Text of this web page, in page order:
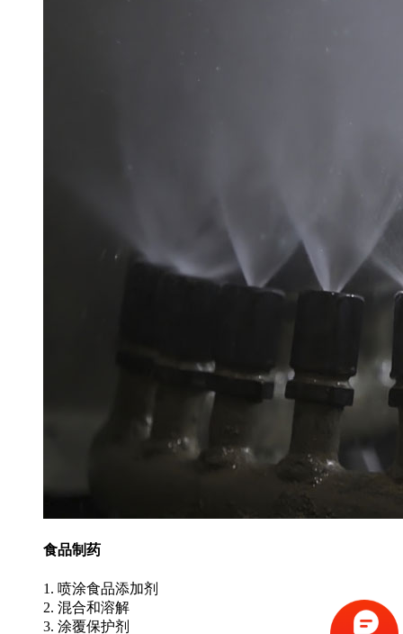
食品制药
1. 喷涂食品添加剂
2. 混合和溶解
3. 涂覆保护剂